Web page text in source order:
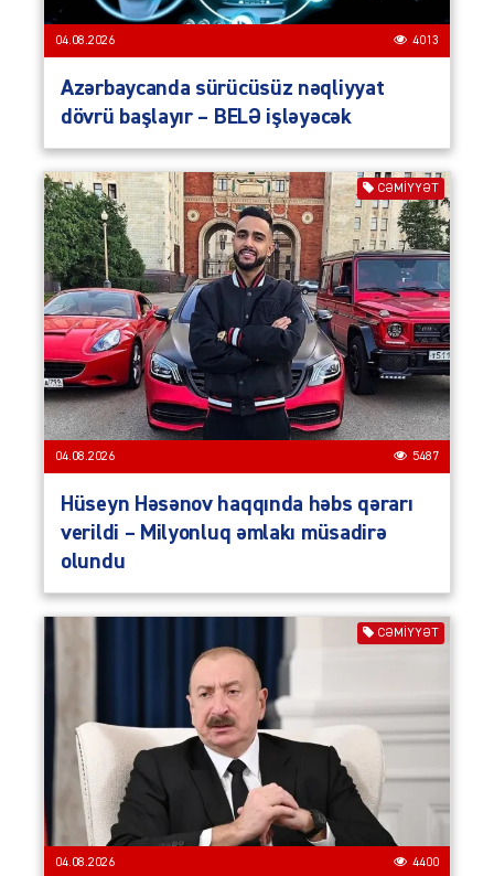
04.08.2026 4013
Azərbaycanda sürücüsüz nəqliyyat
dövrü başlayır – BELƏ işləyəcək
CƏMIYYƏT
04.08.2026 5487
Hüseyn Həsənov haqqında həbs qərarı
verildi – Milyonluq əmlakı müsadirə
olundu
CƏMIYYƏT
04.08.2026 4400